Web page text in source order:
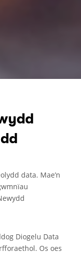
data. Mae’n
Diogelu Data
Os oes